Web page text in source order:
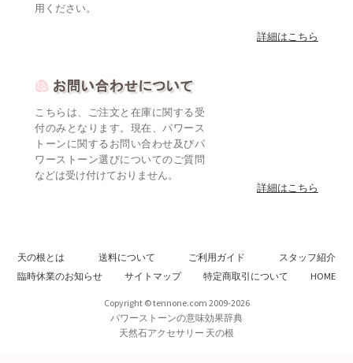
用ください。
詳細はこちら
こちらは、ご注文と在庫に関する受
付のみとなります。現在、パワース
トーンに関するお問い合わせ及びパ
ワーストーン選びについてのご質問
などは受け付けておりません。
詳細はこちら
天の根とは 送料について ご利用ガイド
スタッフ紹介
臨時休業のお知らせ
サイトマップ 特定商取引について HOME
Copyright © tennone.com 2009-2026
パワーストーンの意味効果辞典
天然石アクセサリー 天の根